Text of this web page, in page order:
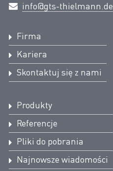
info@gts-thielmann.de
Firma
Kariera
Skontaktuj się z nami
Produkty
Referencje
Pliki do pobrania
Najnowsze wiadomości